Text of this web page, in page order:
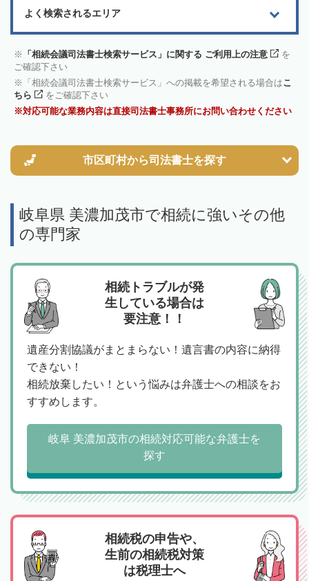
よく検索されるエリア
「相続会議司法書士検索サービス」に関する ご利用上の注意
を
ご確認下さい
「相続会議司法書士検索サービス」への掲載を希望される場合はこ
ちら
をご確認下さい
対応可能な業務内容は直接司法書士事務所にお問い合わせください
市区町村から司法書士を探す
岐阜県 美濃加茂市で相続に強いその他
の専門家
相続トラブルが発
生している場合は
要注意！！
遺産分割協議がまとまらない！遺言書の内容に納得
できない！
相続放棄したい！という悩みは弁護士への相談をお
すすめします。
岐阜 美濃加茂市の相続対応可能な弁護士を
探す
相続税の申告や、
生前の相続税対策
は税理士へ